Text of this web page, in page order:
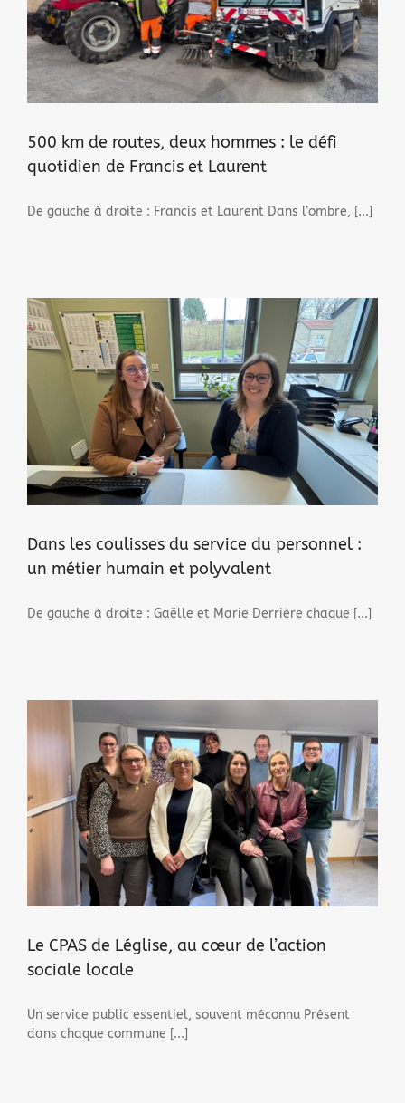
500 km de routes, deux hommes : le défi
quotidien de Francis et Laurent
De gauche à droite : Francis et Laurent Dans l’ombre, [...]
Dans les coulisses du service du personnel :
un métier humain et polyvalent
De gauche à droite : Gaëlle et Marie Derrière chaque [...]
Le CPAS de Léglise, au cœur de l’action
sociale locale
Un service public essentiel, souvent méconnu Présent
dans chaque commune [...]